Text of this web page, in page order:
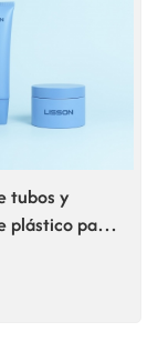
tubos y
plástico para